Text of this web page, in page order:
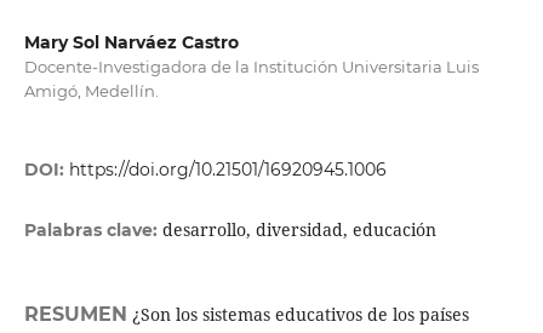
Mary Sol Narváez Castro
Docente-Investigadora de la Institución Universitaria Luis
Amigó, Medellín.
DOI: https://doi.org/10.21501/16920945.1006
Palabras clave: desarrollo, diversidad, educación
RESUMEN ¿Son los sistemas educativos de los países